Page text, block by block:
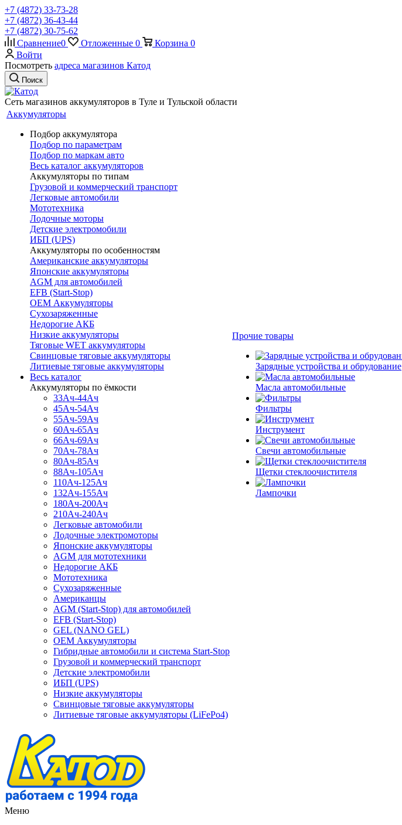
+7 (4872) 33-73-28
+7 (4872) 36-43-44
+7 (4872) 30-75-62
Сравнение0 Отложенные 0 Корзина 0
Войти
Посмотреть адреса магазинов Катод
Поиск
Сеть магазинов аккумуляторов в Туле и Тульской области
Аккумуляторы
Подбор аккумулятора
Подбор по параметрам
Подбор по маркам авто
Весь каталог аккумуляторов
Аккумуляторы по типам
Грузовой и коммерческий транспорт
Легковые автомобили
Мототехника
Лодочные моторы
Детские электромобили
ИБП (UPS)
Аккумуляторы по особенностям
Американские аккумуляторы
Японские аккумуляторы
AGM для автомобилей
EFB (Start-Stop)
OEM Аккумуляторы
Сухозаряженные
Недорогие АКБ
Низкие аккумуляторы
Тяговые WET аккумуляторы
Свинцовые тяговые аккумуляторы
Литиевые тяговые аккумуляторы
Весь каталог
Аккумуляторы по ёмкости
33Ач-44Ач
45Ач-54Ач
55Ач-59Ач
60Ач-65Ач
66Ач-69Ач
70Ач-78Ач
80Ач-85Ач
88Ач-105Ач
110Ач-125Ач
132Ач-155Ач
180Ач-200Ач
210Ач-240Ач
Легковые автомобили
Лодочные электромоторы
Японские аккумуляторы
AGM для мототехники
Недорогие АКБ
Мототехника
Сухозаряженные
Американцы
AGM (Start-Stop) для автомобилей
EFB (Start-Stop)
GEL (NANO GEL)
OEM Аккумуляторы
Гибридные автомобили и система Start-Stop
Грузовой и коммерческий транспорт
Детские электромобили
ИБП (UPS)
Низкие аккумуляторы
Свинцовые тяговые аккумуляторы
Литиевые тяговые аккумуляторы (LiFePo4)
Прочие товары
Зарядные устройства и обрудование
Масла автомобильные
Фильтры
Инструмент
Свечи автомобильные
Щетки стеклоочистителя
Лампочки
Меню